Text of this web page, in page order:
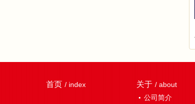
首页 / index 关于 / about
公司简介